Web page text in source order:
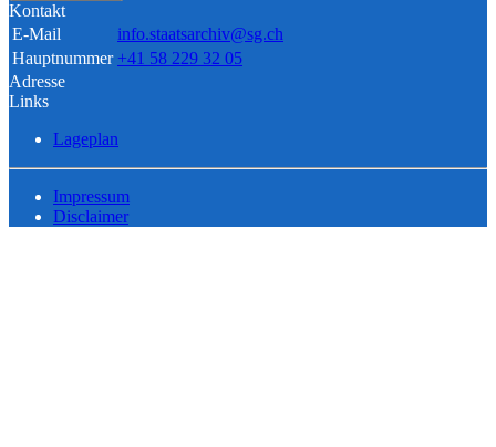
Kontakt
E-Mail
info.staatsarchiv@sg.ch
Hauptnummer +41 58 229 32 05
Adresse
Links
Lageplan
Impressum
Disclaimer